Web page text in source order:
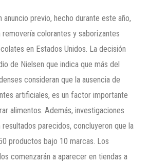
anuncio previo, hecho durante este año,
colorantes y saborizantes
en Estados Unidos. La decisión
de Nielsen que indica que más del
consideran que la ausencia de
artificiales, es un factor importante
alimentos. Además, investigaciones
parecidos, concluyeron que la
productos bajo 10 marcas. Los
comenzarán a aparecer en tiendas a